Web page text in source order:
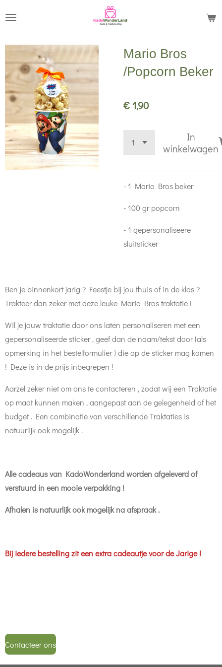
hoofdinhoud
Mario Bros
/Popcorn Beker
€ 1,90
In
winkelwagen
- 1 Mario Bros beker
- 100 gr popcorn
- 1 gepersonaliseere
sluitsticker
Ben je binnenkort jarig ? Feestje bij jou thuis of in de klas ?
Trakteer dan zeker met deze leuke Mario Bros traktatie !
Wil je jouw traktatie door ons laten personaliseren met een
gepersonaliseerde sticker , geef dan de naam/tekst door (als
opmerking in het bestelformulier ) die op de sticker mag komen
! Deze is in de prijs inbegrepen !
Aarzel zeker niet om ons te contacteren , zodat wij een Traktatie
op maat kunnen maken , aangepast aan de gelegenheid of het
budget . Een combinatie van verschillende Traktaties is
natuurlijk ook mogelijk .
Alle cadeaus van KadoWonderland worden afgeleverd of
verstuurd in een mooie verpakking !
Afhalen is natuurlijk ook mogelijk na afspraak .
Bij iedere bestelling zit een extra cadeautje voor de Jarige !
Contacteer ons